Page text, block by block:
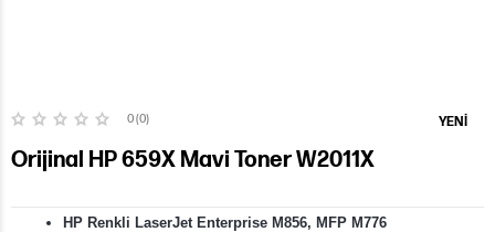
YENI
0 (0)
Orijinal HP 659X Mavi Toner W2011X
HP Renkli LaserJet Enterprise M856, MFP M776